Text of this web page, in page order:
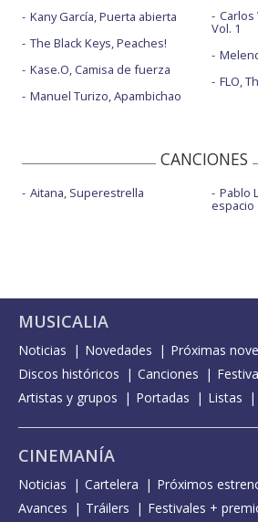
Kany García, Puerta abierta
The Black Keys, Peaches!
Kase.O, Camisa de fuerza
Manuel Turizo, Apambichao
Carlos
Vol. 1
FLO,
CANCIONES
Aitana, Superestrella Pablo
espacio
MUSICALIA
Noticias Novedades
Próximas
Discos históricos
Canciones
Artistas y grupos
Portadas Listas
CINEMANÍA
Noticias Cartelera Próximos
Avances
Tráilers
Festivales +